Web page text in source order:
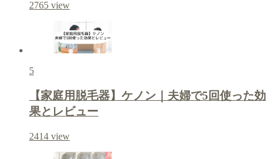
2765 view
5
【家庭用脱毛器】ケノン｜夫婦で5回使った効
果とレビュー
2414 view